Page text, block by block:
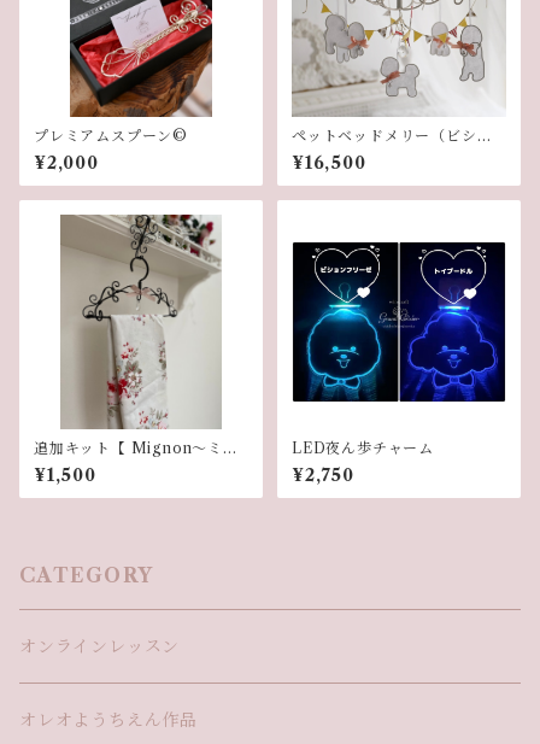
プレミアムスプーン©︎
¥2,000
ペットベッドメリー（ビショ
ンフリーゼ）
¥16,500
追加キット【 Mignon〜ミニ
ハンガー〜】
¥1,500
LED夜ん歩チャーム
¥2,750
CATEGORY
オンラインレッスン
オレオようちえん作品